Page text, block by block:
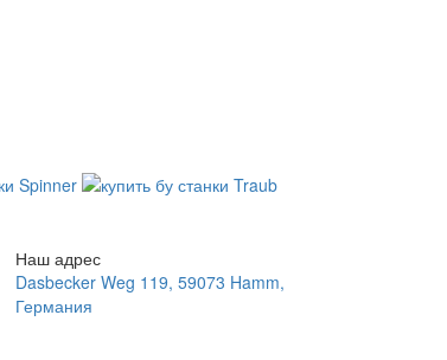
Наш адрес
Dasbecker Weg 119, 59073 Hamm,
Германия